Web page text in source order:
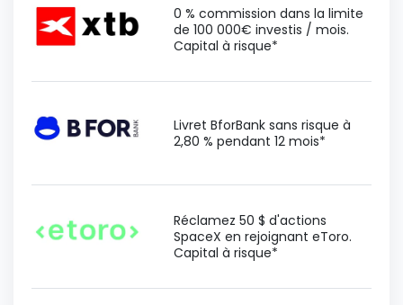
0 % commission dans la limite
de 100 000€ investis / mois.
Capital à risque*
Livret BforBank sans risque à
2,80 % pendant 12 mois*
Réclamez 50 $ d'actions
SpaceX en rejoignant eToro.
Capital à risque*